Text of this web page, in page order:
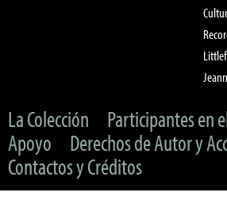
La Colección
Participantes en
Apoyo
Derechos de Autor y
Contactos y Créditos